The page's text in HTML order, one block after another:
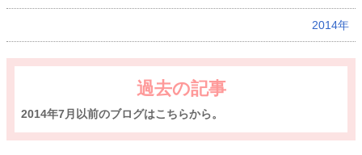
2014年
過去の記事
2014年7月以前のブログはこちらから。